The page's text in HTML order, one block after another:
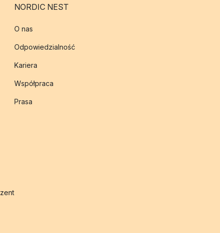
NORDIC NEST
O nas
Odpowiedzialność
Kariera
Współpraca
Prasa